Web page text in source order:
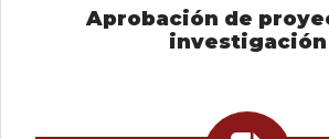
Aprobación de
investigación